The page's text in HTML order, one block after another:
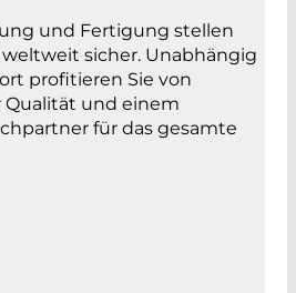
und Fertigung stellen
sicher. Unabhängig
profitieren Sie von
und einem
für das gesamte